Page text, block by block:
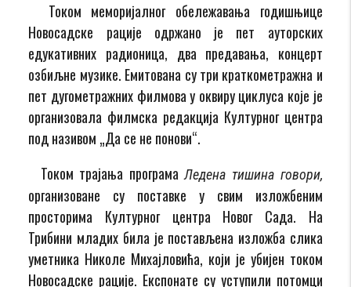
Током меморијалног обележавања годишњице
Новосадске рације одржано је пет ауторских
едукативних радионица, два предавања, концерт
озбиљне музике. Емитована су три краткометражна и
пет дугометражних филмова у оквиру циклуса које је
организовала филмска редакција Културног центра
под називом „Да се не понови“.
Током трајања програмаЛедена тишина говори,
организоване су поставке у свим изложбеним
просторима Културног центра Новог Сада. На
Трибини младих била је постављена изложба слика
уметника Николе Михајловића, који је убијен током
Новосадске рације. Експонате су уступили потомци